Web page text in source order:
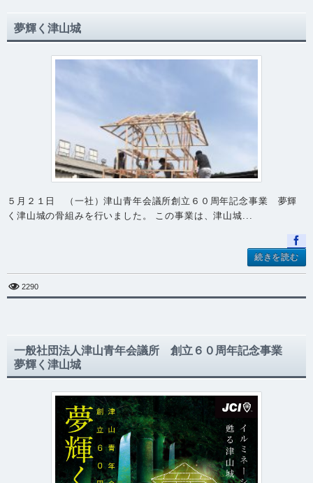
夢輝く津山城
５月２１日 （一社）津山青年会議所創立６０周年記念事業 夢輝
く津山城の骨組みを行いました。 この事業は、津山城...
続きを読む
2290
一般社団法人津山青年会議所 創立６０周年記念事業
夢輝く津山城